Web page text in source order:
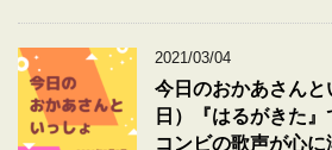
2021/03/04
今日のおかあさん
日）『はるがきた
コンビの歌声が心